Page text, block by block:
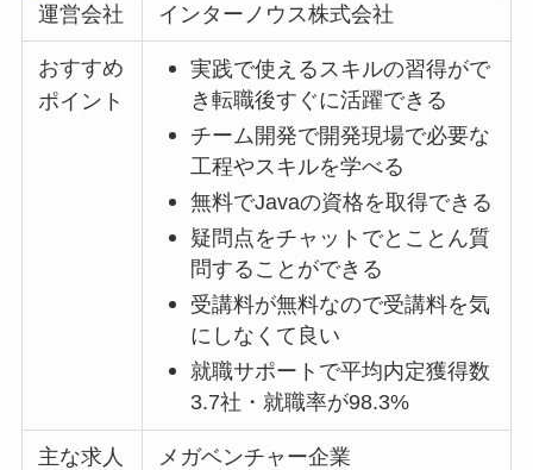
運営会社 インターノウス株式会社
おすすめ
ポイント
実践で使えるスキルの習得がで
き転職後すぐに活躍できる
チーム開発で開発現場で必要な
工程やスキルを学べる
無料でJavaの資格を取得できる
疑問点をチャットでとことん質
問することができる
受講料が無料なので受講料を気
にしなくて良い
就職サポートで平均内定獲得数
3.7社・就職率が98.3%
主な求人
メガベンチャー企業